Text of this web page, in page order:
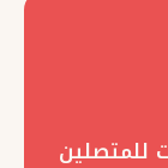
للمتصلين